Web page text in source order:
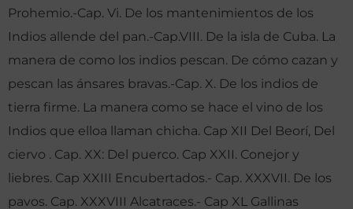
Prohemio.-Cap. Vi. De los mantenimientos de los
Indios allende del pan.-Cap.VIII. De la isla de Cuba. La
manera de como los indios pescan. De cómo cazan y
pescan las ánsares bravas.-Cap. X. De los indios de
tierra firme. La manera como se hace el vino de los
Indios que elloa llaman chicha. Cap XII Del Beorí, Del
ciervo . Cap. XX: Del puerco. Cap XXII. Conejor y
liebres. Cap XXIII Encubertados.- Cap. XXXVII. De los
pavos. Cap. XXXVIII Alcatraces.- Cap XL Gallinas